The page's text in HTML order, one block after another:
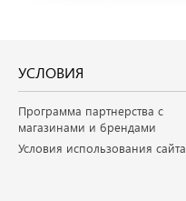
УСЛОВИЯ
Программа партнерства с
магазинами и брендами
Условия использования сайта